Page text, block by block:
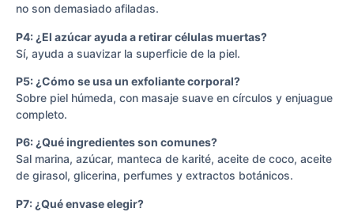
no son demasiado afiladas.
P4: ¿El azúcar ayuda a retirar células muertas?
Sí, ayuda a suavizar la superficie de la piel.
P5: ¿Cómo se usa un exfoliante corporal?
Sobre piel húmeda, con masaje suave en círculos y enjuague
completo.
P6: ¿Qué ingredientes son comunes?
Sal marina, azúcar, manteca de karité, aceite de coco, aceite
de girasol, glicerina, perfumes y extractos botánicos.
P7: ¿Qué envase elegir?